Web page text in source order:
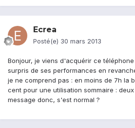
Ecrea
Posté(e) 30 mars 2013
Bonjour, je viens d'acquérir ce
surpris de ses performances en
je ne comprend pas : en moins de 7h la
cent pour une utilisation sommaire :
message donc, s'est normal ?